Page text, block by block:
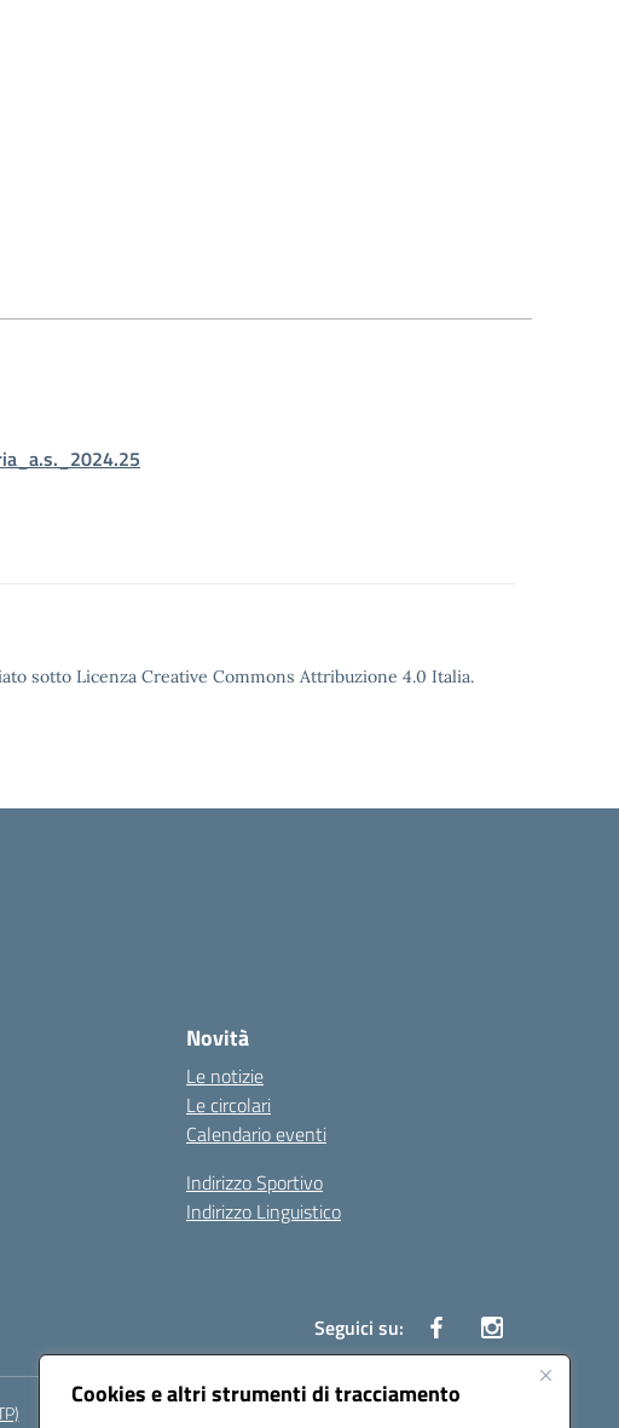
Cookies e altri strumenti di tracciamento
sotto Licenza Creative Commons Attribuzione 4.0 Italia.
Novità
Le notizie
Le circolari
Calendario eventi
Indirizzo Sportivo
Indirizzo Linguistico
Seguici su: